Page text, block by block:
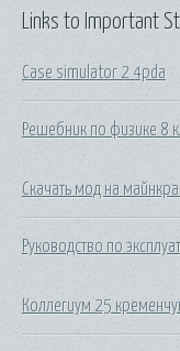
Links to Important
Case simulator 2 4pda
Решебник по физике 8
Скачать мод на
Руководство по
Коллегиум 25